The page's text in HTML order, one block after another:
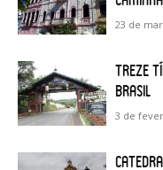
23 de
Treze
Brasil
3 de